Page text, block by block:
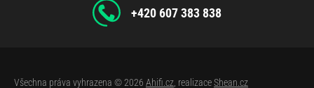
+420 607 383 838
Všechna práva vyhrazena © 2026 Ahifi.cz, realizaceShean.cz